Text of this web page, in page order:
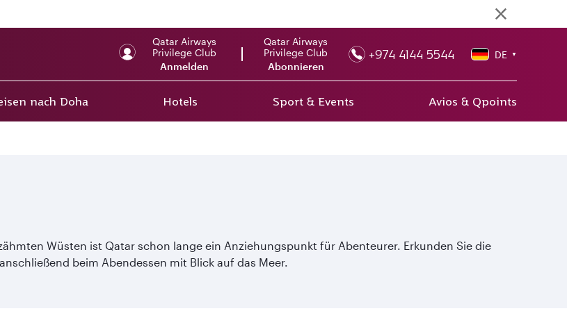
Qatar Airways
Privilege Club
Anmelden
Qatar Airways
Privilege Club
Abonnieren
+974 4144 5544 DE ▼
nach Doha Hotels Sport & Events Avios & Qpoints
Wüsten ist Qatar schon lange ein Anziehungspunkt für Abenteurer. Erkunden Sie die
beim Abendessen mit Blick auf das Meer.